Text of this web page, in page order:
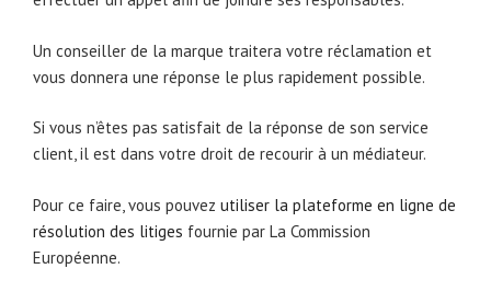
Un conseiller de la marque traitera votre réclamation et
vous donnera une réponse le plus rapidement possible.
Si vous n’êtes pas satisfait de la réponse de son service
client, il est dans votre droit de recourir à un médiateur.
Pour ce faire, vous pouvez utiliser la plateforme en ligne de
résolution des litiges fournie par La Commission
Européenne.